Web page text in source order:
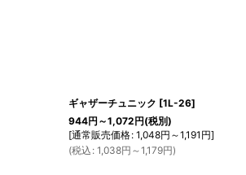
ギャザーチュニック [1L-26]
944円 ～1,072円(税別)
[通常販売価格: 1,048円 ～1,191 円]
(税込 : 1,038円 ～1,179円)